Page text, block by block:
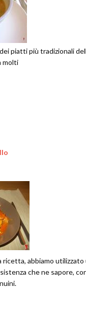
piatti più tradizionali
molti
ricetta, abbiamo
che ne sapore,